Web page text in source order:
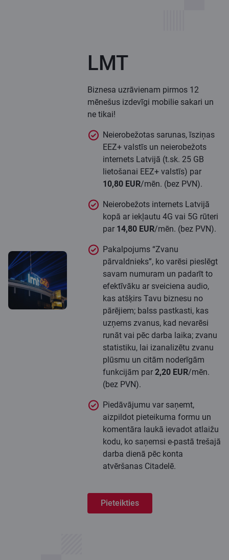
LMT
Biznesa uzrāvienam pirmos 12
mēnešus izdevīgi mobilie sakari un
ne tikai!
Neierobežotas sarunas, īsziņas
EEZ+ valstīs un neierobežots
internets Latvijā (t.sk. 25 GB
lietošanai EEZ+ valstīs) par
10,80 EUR/mēn. (bez PVN).
Neierobežots internets Latvijā
kopā ar iekļautu 4G vai 5G rūteri
par 14,80 EUR/mēn. (bez PVN).
Pakalpojums “Zvanu
pārvaldnieks”, ko varēsi pieslēgt
savam numuram un padarīt to
efektīvāku ar sveiciena audio,
kas atšķirs Tavu biznesu no
pārējiem; balss pastkasti, kas
uzņems zvanus, kad nevarēsi
runāt vai pēc darba laika; zvanu
statistiku, lai izanalizētu zvanu
plūsmu un citām noderīgām
funkcijām par 2,20 EUR/mēn.
(bez PVN).
Piedāvājumu var saņemt,
aizpildot pieteikuma formu un
komentāra laukā ievadot atlaižu
kodu, ko saņemsi e-pastā trešajā
darba dienā pēc konta
atvēršanas Citadelē.
Pieteikties